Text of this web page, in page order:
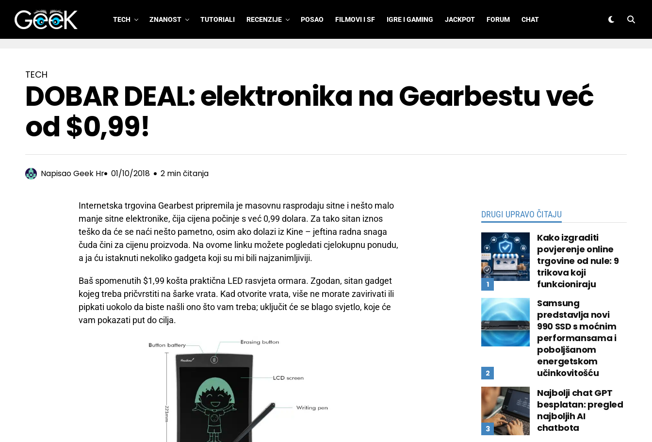
GeeK.hr
TECH ZNANOST TUTORIALI RECENZIJE POSAO FILMOVI I SF IGRE I GAMING JACKPOT FORUM CHAT
TECH
DOBAR DEAL: elektronika na Gearbestu već
od $0,99!
NapisaoGeek Hr 01/10/2018 2 min čitanja
Internetska trgovina Gearbest pripremila je masovnu rasprodaju sitne i nešto malo
manje sitne elektronike, čija cijena počinje s već 0,99 dolara. Za tako sitan iznos
teško da će se naći nešto pametno, osim ako dolazi iz Kine – jeftina radna snaga
čuda čini za cijenu proizvoda. Na ovome linku možete pogledati cjelokupnu ponudu,
a ja ću istaknuti nekoliko gadgeta koji su mi bili najzanimljiviji.
Baš spomenutih $1,99 košta praktična LED rasvjeta ormara. Zgodan, sitan gadget
kojeg treba pričvrstiti na šarke vrata. Kad otvorite vrata, više ne morate zavirivati ili
pipkati uokolo da biste našli ono što vam treba; uključit će se blago svjetlo, koje će
vam pokazati put do cilja.
DRUGI UPRAVO ČITAJU
Kako izgraditi
povjerenje online
trgovine od nule: 9
trikova koji
funkcioniraju
Samsung
predstavlja novi
990 SSD s moćnim
performansama i
poboljšanom
energetskom
učinkovitošću
Najbolji chat GPT
besplatan: pregled
najboljih AI
chatbota